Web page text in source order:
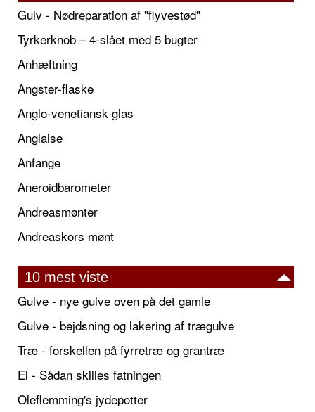
Gulv - Nødreparation af "flyvestød"
Tyrkerknob – 4-slået med 5 bugter
Anhæftning
Angster-flaske
Anglo-venetiansk glas
Anglaise
Anfange
Aneroidbarometer
Andreasmønter
Andreaskors mønt
10 mest viste
Gulve - nye gulve oven på det gamle
Gulve - bejdsning og lakering af trægulve
Træ - forskellen på fyrretræ og grantræ
El - Sådan skilles fatningen
Oleflemming's jydepotter